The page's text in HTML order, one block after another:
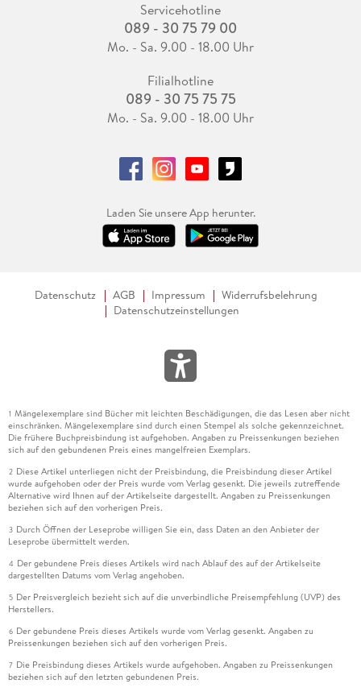
Servicehotline
089 - 30 75 79 00
Mo. - Sa. 9.00 - 18.00 Uhr
Filialhotline
089 - 30 75 75 75
Mo. - Sa. 9.00 - 18.00 Uhr
Laden Sie unsere App herunter.
Datenschutz AGB Impressum
Widerrufsbelehrung
Datenschutzeinstellungen
1 Mängelexemplare sind Bücher mit leichten Beschädigungen, die das Lesen aber nicht
einschränken. Mängelexemplare sind durch einen Stempel als solche gekennzeichnet.
Die frühere Buchpreisbindung ist aufgehoben. Angaben zu Preissenkungen beziehen
sich auf den gebundenen Preis eines mangelfreien Exemplars.
2 Diese Artikel unterliegen nicht der Preisbindung, die Preisbindung dieser Artikel
wurde aufgehoben oder der Preis wurde vom Verlag gesenkt. Die jeweils zutreffende
Alternative wird Ihnen auf der Artikelseite dargestellt. Angaben zu Preissenkungen
beziehen sich auf den vorherigen Preis.
3 Durch Öffnen der Leseprobe willigen Sie ein, dass Daten an den Anbieter der
Leseprobe übermittelt werden.
4 Der gebundene Preis dieses Artikels wird nach Ablauf des auf der Artikelseite
dargestellten Datums vom Verlag angehoben.
5 Der Preisvergleich bezieht sich auf die unverbindliche Preisempfehlung (UVP) des
Herstellers.
6 Der gebundene Preis dieses Artikels wurde vom Verlag gesenkt. Angaben zu
Preissenkungen beziehen sich auf den vorherigen Preis.
7 Die Preisbindung dieses Artikels wurde aufgehoben. Angaben zu Preissenkungen
beziehen sich auf den letzten gebundenen Preis.